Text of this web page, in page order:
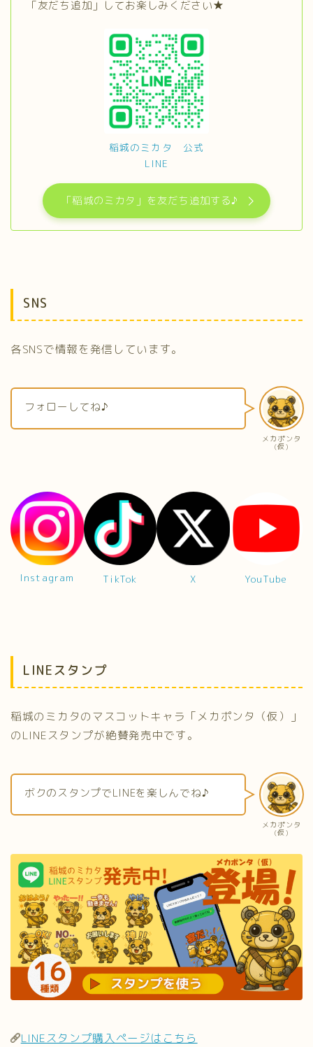
「友だち追加」してお楽しみください★
稲城のミカタ 公式
LINE
「稲城のミカタ」を友だち追加する♪
SNS
各SNSで情報を発信しています。
メカポンタ
(仮)
フォローしてね♪
Instagram TikTok X YouTube
LINEスタンプ
稲城のミカタのマスコットキャラ「メカポンタ（仮）」
のLINEスタンプが絶賛発売中です。
メカポンタ
(仮)
ボクのスタンプでLINEを楽しんでね♪
LINEスタンプ購入ページはこちら